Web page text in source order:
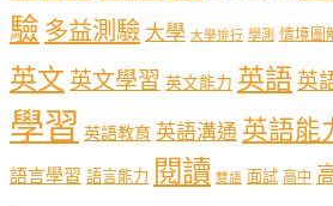
驗 多益測驗 大學 大學排行 學測 情境圖
英文 英文學習 英文能力 英語 英
學習 英語教育 英語溝通 英語能
語言學習 語言能力 閱讀 雙語 面試 高中